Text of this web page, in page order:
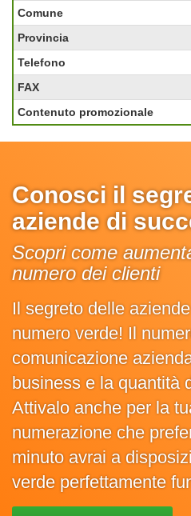
Comune
Provincia
Telefono
FAX
Contenuto promozionale
Conosci il
aziende di
Scopri come
numero dei clienti
Il segreto delle
numero verde! Il
comunicazione
business e la quantità
Attivalo anche per la
numerazione che
minuto avrai a
verde perfettamente